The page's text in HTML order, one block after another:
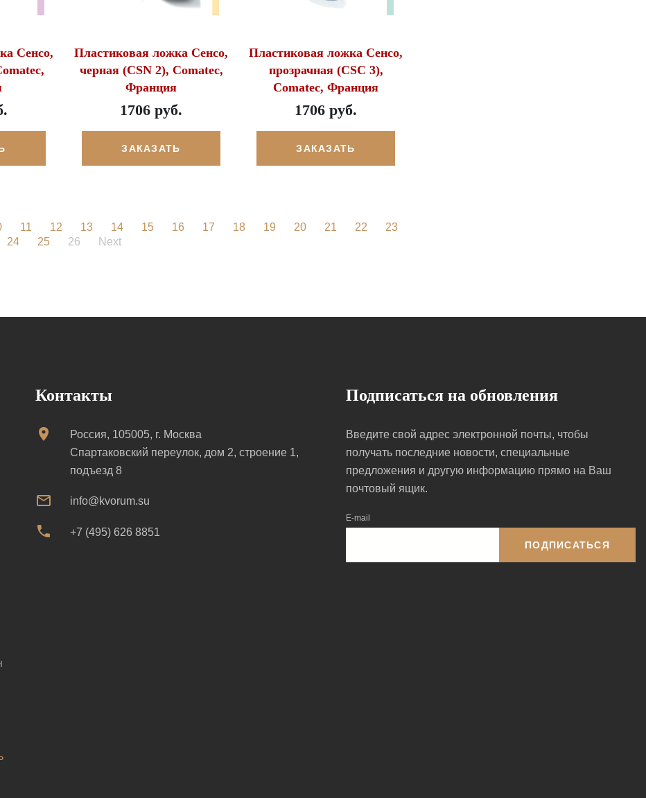
Сенсо,
Пластиковая ложка Сенсо,
черная (CSN 2), Comatec,
Франция
1706 руб.
ЗАКАЗАТЬ
Пластиковая ложка Сенсо,
прозрачная (CSС 3),
Comatec, Франция
1706 руб.
ЗАКАЗАТЬ
11 12 13 14 15 16 17 18 19 20 21 22
23
24
25 26 Next
Контакты
Россия, 105005, г. Москва
Спартаковский переулок, дом 2, строение 1,
подъезд 8
info@kvorum.su
+7 (495) 626 8851
Подписаться на обновления
Введите свой адрес электронной почты, чтобы
получать последние новости, специальные
предложения и другую информацию прямо на Ваш
почтовый ящик.
E-mail
ПОДПИСАТЬСЯ